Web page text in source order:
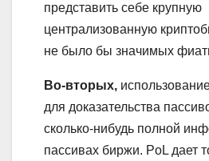
представить себе крупную
централизованную
не было бы значимых
Во-вторых,
для доказательства
сколько-нибудь полной
пассивах биржи. PoL дает